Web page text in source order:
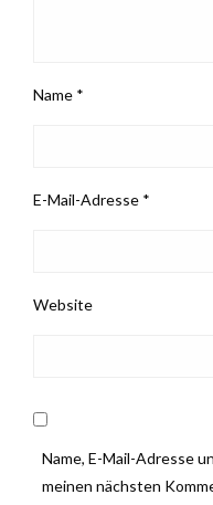
Name *
E-Mail-Adresse *
Website
Name, E-Mail-Adresse
meinen nächsten